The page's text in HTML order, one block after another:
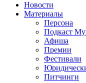
Новости
Материалы
Персона
Подкаст
Афиша
Премии
Фестивали
Питчинги